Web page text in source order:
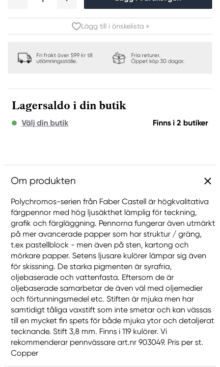
Lägg till i önskelista »
Fri frakt över 599 kr till
utlämningsställe.
Fria returer.
Öppet köp 30 dagar.
Lagersaldo i din butik
Välj din butik Finns i 2 butiker
Om produkten
Polychromos-serien från Faber Castell är högkvalitativa
färgpennor med hög ljusäkthet lämplig för teckning,
grafik och färgläggning. Pennorna fungerar även utmärkt
på mer avancerade papper som har struktur / gräng,
t.ex pastellblock - men även på sten, kartong och
mörkare papper. Setens ljusare kulörer lämpar sig även
för skissning. De starka pigmenten är syrafria,
oljebaserade och vattenfasta. Eftersom de är
oljebaserade samarbetar de även väl med oljemedier
och förtunningsmedel etc. Stiften är mjuka men har
samtidigt tåliga vaxstift som inte smetar och kan vässas
till en mycket fin spets för både mjuka ytor och detaljerat
tecknande. Stift 3,8 mm. Finns i 119 kulörer. Vi
rekommenderar pennvässare art.nr 903049. Pris per st.
Copper